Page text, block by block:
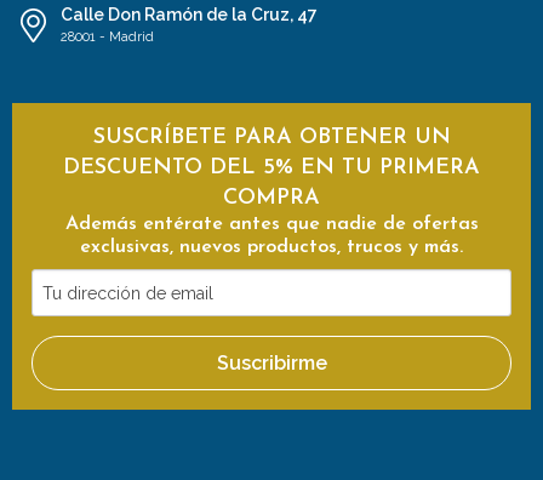
Calle Don Ramón de la Cruz, 47
28001 - Madrid
SUSCRÍBETE PARA OBTENER UN
DESCUENTO DEL 5% EN TU PRIMERA
COMPRA
Además entérate antes que nadie de ofertas
exclusivas, nuevos productos, trucos y más.
Tu
dirección
de
email
Suscribirme